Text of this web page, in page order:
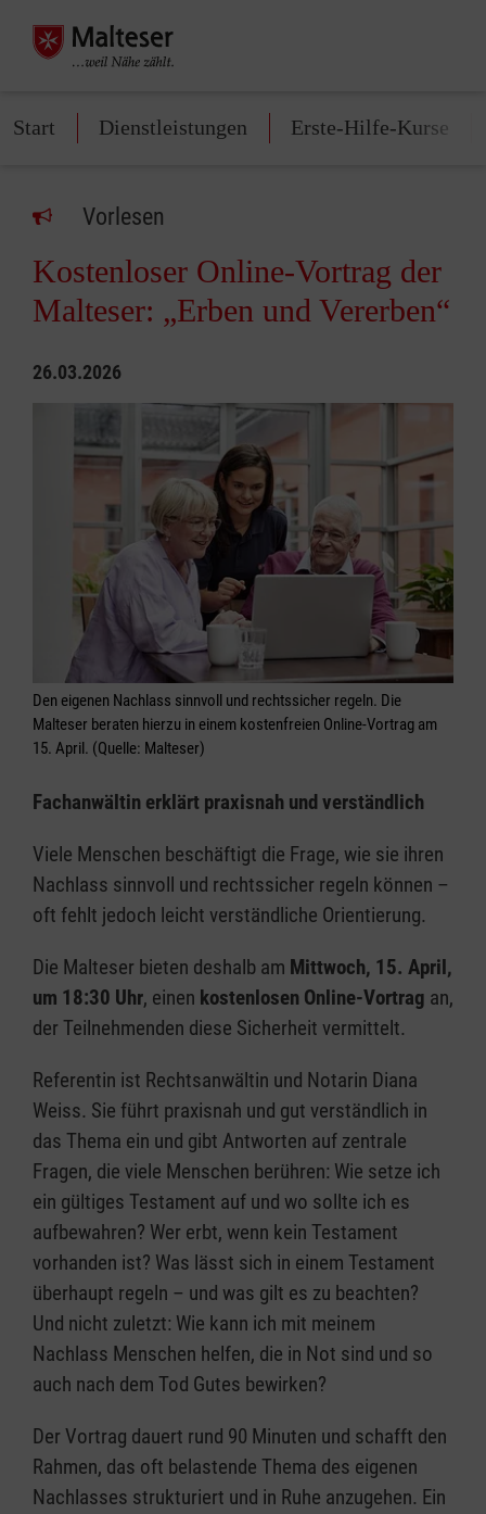
Start Dienstleistungen Erste-Hilfe-Kurse
Vorlesen
Kostenloser Online-Vortrag der
Malteser: „Erben und Vererben“
26.03.2026
Den eigenen Nachlass sinnvoll und rechtssicher regeln. Die
Malteser beraten hierzu in einem kostenfreien Online-Vortrag am
15. April. (Quelle: Malteser)
Fachanwältin erklärt praxisnah und verständlich
Viele Menschen beschäftigt die Frage, wie sie ihren
Nachlass sinnvoll und rechtssicher regeln können –
oft fehlt jedoch leicht verständliche Orientierung.
Die Malteser bieten deshalb am Mittwoch, 15. April,
um 18:30 Uhr, einen kostenlosen Online-Vortrag an,
der Teilnehmenden diese Sicherheit vermittelt.
Referentin ist Rechtsanwältin und Notarin Diana
Weiss. Sie führt praxisnah und gut verständlich in
das Thema ein und gibt Antworten auf zentrale
Fragen, die viele Menschen berühren: Wie setze ich
ein gültiges Testament auf und wo sollte ich es
aufbewahren? Wer erbt, wenn kein Testament
vorhanden ist? Was lässt sich in einem Testament
überhaupt regeln – und was gilt es zu beachten?
Und nicht zuletzt: Wie kann ich mit meinem
Nachlass Menschen helfen, die in Not sind und so
auch nach dem Tod Gutes bewirken?
Der Vortrag dauert rund 90 Minuten und schafft den
Rahmen, das oft belastende Thema des eigenen
Nachlasses strukturiert und in Ruhe anzugehen. Ein